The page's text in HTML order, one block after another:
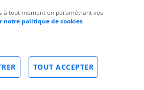
à tout moment en paramétrant vos
notre politique de cookies
TOUT ACCEPTER